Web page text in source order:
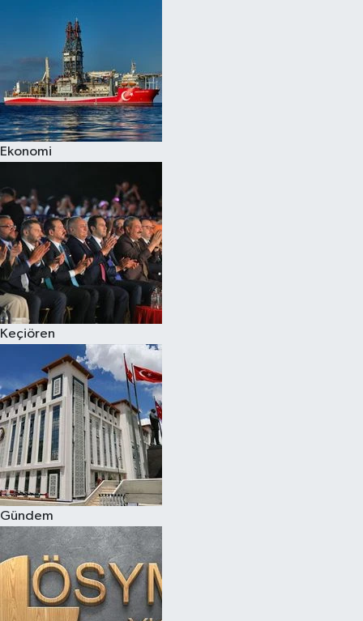
Ekonomi
Keçiören
Gündem